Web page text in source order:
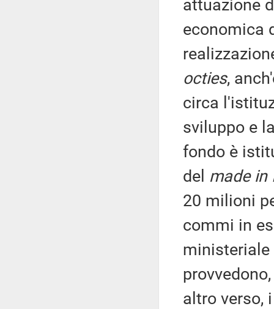
attuazione
economica
octies,
circa
sviluppo e
fondo è
del made in
20 milioni
commi in
ministeriale
altro verso,